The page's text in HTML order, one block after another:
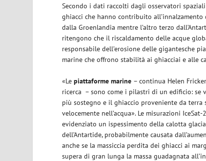
Secondo i dati raccolti dagli osservatori
ghiacci che hanno contribuito
dalla Groenlandia mentre l’altro terzo
ritengono che il riscaldamento delle acque
responsabile dell’erosione delle gigantesche
marine che offrono stabilità ai ghiacciai e alle
«Lepiattaforme marine – continua Helen
ricerca – sono come i pilastri di un edificio: se
più sostegno e il ghiaccio proveniente da terra
velocemente nell’acqua». Le misurazioni
evidenziato un ispessimento della calotta
dell’Antartide, probabilmente causata
anche se la massiccia perdita dei ghiacci ai
supera di gran lunga la massa guadagnata